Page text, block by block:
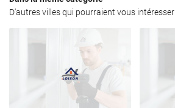
D'autres villes qui pourraient vous intéresser